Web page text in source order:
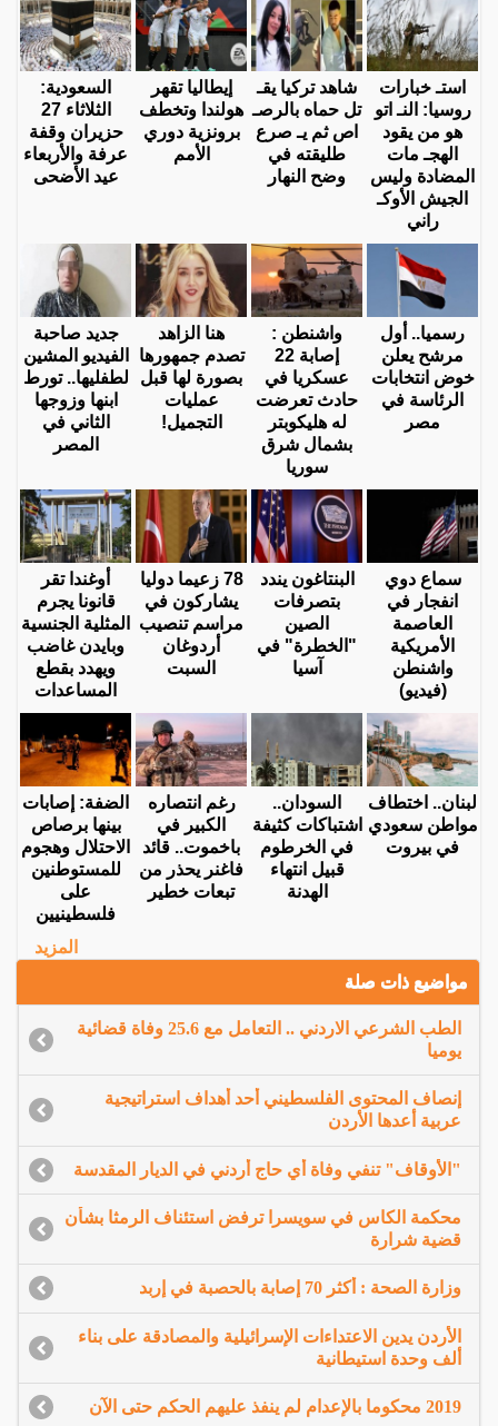
استـ خبارات
روسيا: النـ اتو
هو من يقود
الهجـ مات
المضادة وليس
الجيش الأوكـ
راني
شاهد تركيا يقـ
تل حماه بالرصـ
اص ثم يـ صرع
طليقته في
وضح النهار
إيطاليا تقهر
هولندا وتخطف
برونزية دوري
الأمم
السعودية:
الثلاثاء 27
حزيران وقفة
عرفة والأربعاء
عيد الأضحى
رسميا.. أول
مرشح يعلن
خوض انتخابات
الرئاسة في
مصر
واشنطن :
إصابة 22
عسكريا في
حادث تعرضت
له هليكوبتر
بشمال شرق
سوريا
هنا الزاهد
تصدم جمهورها
بصورة لها قبل
عمليات
التجميل!
جديد صاحبة
الفيديو المشين
لطفليها.. تورط
ابنها وزوجها
الثاني في
المصر
سماع دوي
انفجار في
العاصمة
الأمريكية
واشنطن
(فيديو)
البنتاغون يندد
بتصرفات
الصين
"الخطرة" في
آسيا
78 زعيما دوليا
يشاركون في
مراسم تنصيب
أردوغان
السبت
أوغندا تقر
قانونا يجرم
المثلية الجنسية
وبايدن غاضب
ويهدد بقطع
المساعدات
لبنان.. اختطاف
مواطن سعودي
في بيروت
السودان..
اشتباكات كثيفة
في الخرطوم
قبيل انتهاء
الهدنة
رغم انتصاره
الكبير في
باخموت.. قائد
فاغنر يحذر من
تبعات خطير
الضفة: إصابات
بينها برصاص
الاحتلال وهجوم
للمستوطنين
على
فلسطينيين
المزيد
مواضيع ذات صلة
الطب الشرعي الاردني .. التعامل مع 25.6 وفاة قضائية
يوميا
إنصاف المحتوى الفلسطيني أحد أهداف استراتيجية
عربية أعدها الأردن
"الأوقاف" تنفي وفاة أي حاج أردني في الديار المقدسة
محكمة الكاس في سويسرا ترفض استئناف الرمثا بشأن
قضية شرارة
وزارة الصحة : أكثر 70 إصابة بالحصبة في إربد
الأردن يدين الاعتداءات الإسرائيلية والمصادقة على بناء
ألف وحدة استيطانية
2019 محكوما بالإعدام لم ينفذ عليهم الحكم حتى الآن